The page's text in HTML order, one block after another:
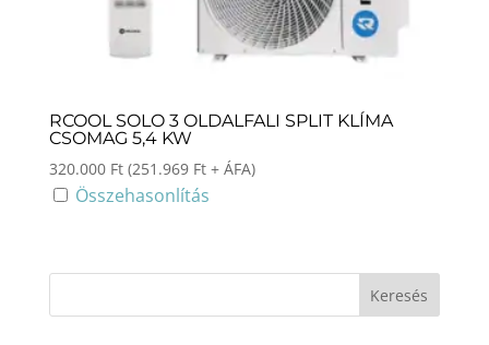
RCOOL SOLO 3 OLDALFALI SPLIT KLÍMA
CSOMAG 5,4 KW
320.000 Ft (251.969 Ft+ ÁFA)
Összehasonlítás
Keresés